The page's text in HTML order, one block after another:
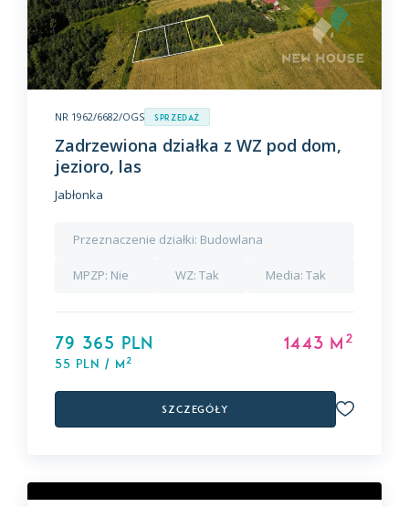
NR 1962/6682/OGS Sprzedaż
Zadrzewiona działka z WZ pod dom,
jezioro, las
Jabłonka
Przeznaczenie działki: Budowlana
MPZP: Nie WZ: Tak Media: Tak
79 365 PLN
55 PLN / m2
1443 m 2
Szczegóły